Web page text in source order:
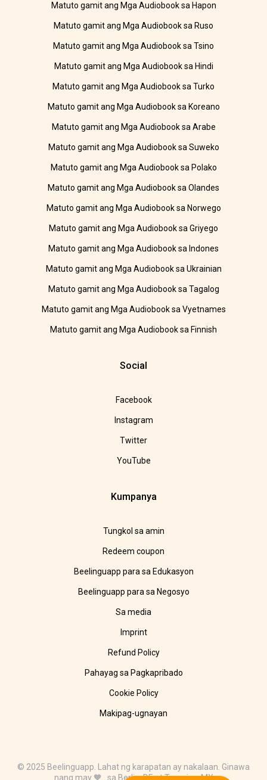
Matuto gamit ang Mga Audiobook sa Hapon
Matuto gamit ang Mga Audiobook sa Ruso
Matuto gamit ang Mga Audiobook sa Tsino
Matuto gamit ang Mga Audiobook sa Hindi
Matuto gamit ang Mga Audiobook sa Turko
Matuto gamit ang Mga Audiobook sa Koreano
Matuto gamit ang Mga Audiobook sa Arabe
Matuto gamit ang Mga Audiobook sa Suweko
Matuto gamit ang Mga Audiobook sa Polako
Matuto gamit ang Mga Audiobook sa Olandes
Matuto gamit ang Mga Audiobook sa Norwego
Matuto gamit ang Mga Audiobook sa Griyego
Matuto gamit ang Mga Audiobook sa Indones
Matuto gamit ang Mga Audiobook sa Ukrainian
Matuto gamit ang Mga Audiobook sa Tagalog
Matuto gamit ang Mga Audiobook sa Vyetnames
Matuto gamit ang Mga Audiobook sa Finnish
Social
Facebook
Instagram
Twitter
YouTube
Kumpanya
Tungkol sa amin
Redeem coupon
Beelinguapp para sa Edukasyon
Beelinguapp para sa Negosyo
Sa media
Imprint
Refund Policy
Pahayag sa Pagkapribado
Cookie Policy
Makipag-ugnayan
© 2025 Beelinguapp. Lahat ng karapatan ay nakalaan. Ginawa
nang may 🧡 sa Berlin, DE at Tampico, MX